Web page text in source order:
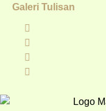
Galeri Tulisan